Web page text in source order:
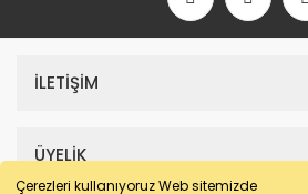
Çerezleri kullanıyoruz Web sitemizde
İLETİŞİM
ÜYELİK